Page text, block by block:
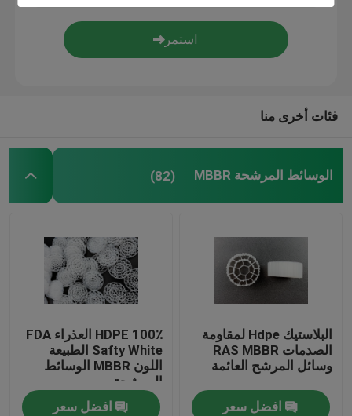
وسائط التصفية الحيوية
معالجة المياه
الوسائط المرشحة البيولوجية
كومة ورقة PVC
فئات أخرى منا
الوسائط المرشحة MBBR (82)
البلاستيك Hdpe لمقاومة
الصدمات RAS MBBR
وسائل المرشح العائمة
افضل سعر
100٪ HDPE العذراء FDA
Safty White الطبيعة
اللون MBBR الوسائط
المرشحة
افضل سعر